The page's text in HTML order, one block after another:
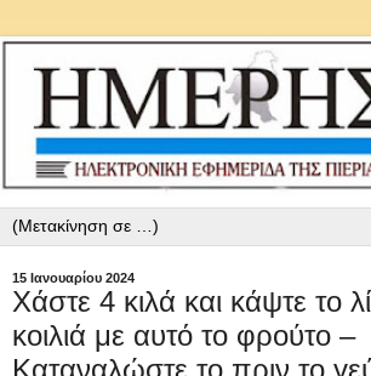
15 Ιανουαρίου 2024
Χάστε 4 κιλά και κάψτε το
κοιλιά με αυτό το φρούτο –
Καταναλώστε το πριν το